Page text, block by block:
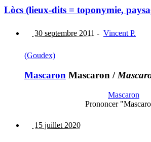
Lòcs (lieux-dits = toponymie,
30 septembre 2011 - Vincent P.
(Goudex)
Mascaron Mascaron /
Mascaron
Prononcer
15 juillet 2020